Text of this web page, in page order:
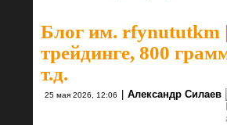
Блог им. rfynututkm
трейдинге, 800
т.д.
25 мая 2026, 12:06 | Александр Силаев